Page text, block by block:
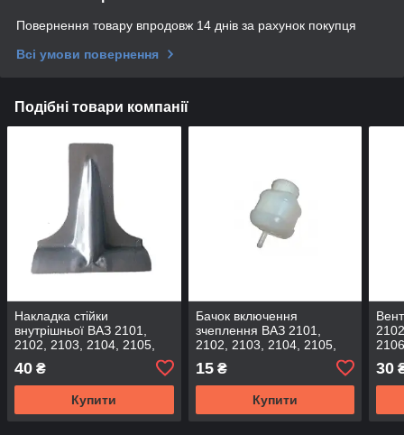
Повернення товару впродовж 14 днів за рахунок покупця
Всі умови повернення
Подібні товари компанії
Накладка стійки
внутрішньої ВАЗ 2101,
2102, 2103, 2104, 2105,
2106, 2107 (лопатка) (вир-
во Україна)
40 ₴
Купити
Бачок включення
зчеплення ВАЗ 2101,
2102, 2103, 2104, 2105,
Автокомпонент)
15₴
Купити
30